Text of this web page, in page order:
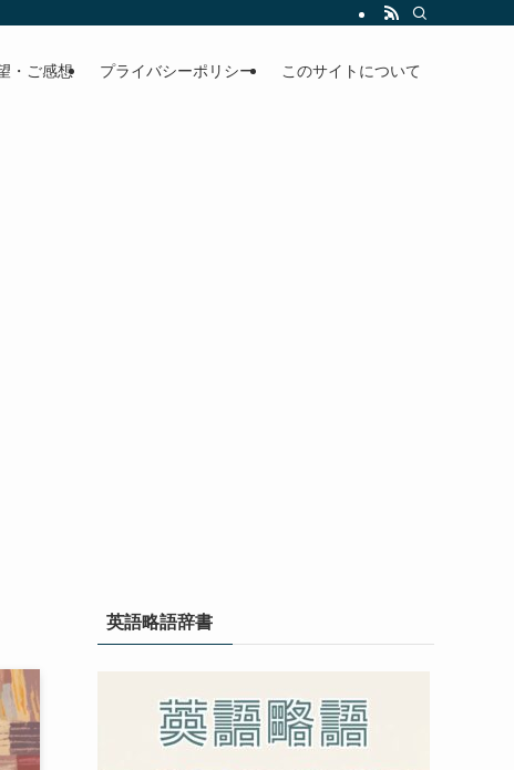
・ご感想 プライバシーポリシー このサイトについて
英語略語辞書